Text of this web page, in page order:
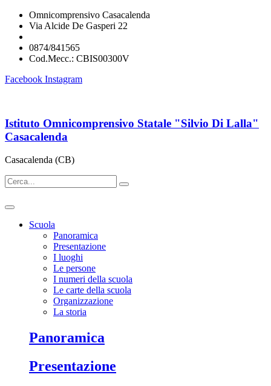
Omnicomprensivo Casacalenda
Via Alcide De Gasperi 22
0874/841565
Cod.Mecc.: CBIS00300V
Facebook Instagram
Istituto Omnicomprensivo Statale "Silvio Di Lalla"
Casacalenda
Casacalenda (CB)
Scuola
Panoramica
Presentazione
I luoghi
Le persone
I numeri della scuola
Le carte della scuola
Organizzazione
La storia
Panoramica
Presentazione